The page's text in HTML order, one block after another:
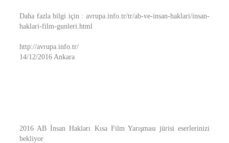
Daha fazla bilgi için : avrupa.info.tr/tr/ab-ve-insan-haklari/insan-
haklari-film-gunleri.html
http://avrupa.info.tr/
14/12/2016 Ankara
2016 AB İnsan Hakları Kısa Film Yarışması jürisi eserlerinizi
bekliyor